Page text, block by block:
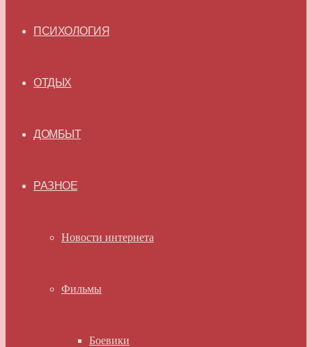
ПСИХОЛОГИЯ
ОТДЫХ
ДОМБЫТ
РАЗНОЕ
Новости интернета
Фильмы
Боевики